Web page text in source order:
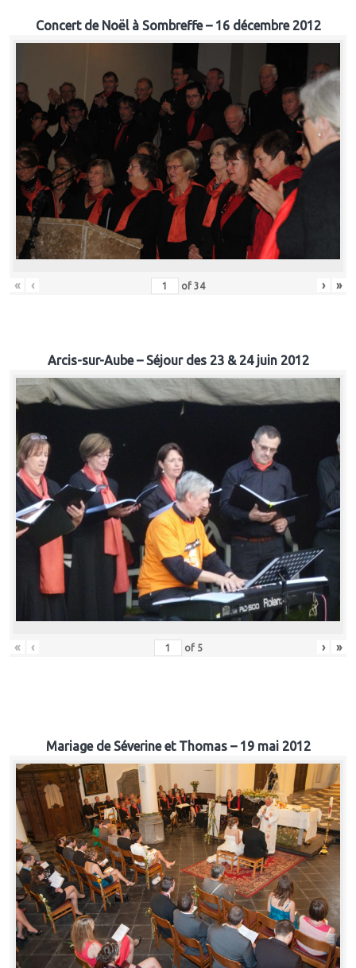
Concert de Noël à Sombreffe – 16 décembre 2012
« ‹ of 34 › »
Arcis-sur-Aube – Séjour des 23 & 24 juin 2012
« ‹ of 5 › »
Mariage de Séverine et Thomas – 19 mai 2012